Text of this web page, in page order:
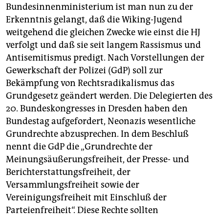
shop
fragen & hilfe
unterstützen
abo
genossenschaft
epaper login
Bundesinnenministerium ist man nun zu der
Erkenntnis gelangt, daß die Wiking-Jugend
weitgehend die gleichen Zwecke wie einst die HJ
verfolgt und daß sie seit langem Rassismus und
Antisemitismus predigt. Nach Vorstellungen der
Gewerkschaft der Polizei (GdP) soll zur
Bekämpfung von Rechtsradikalismus das
Grundgesetz geändert werden. Die Delegierten des
20. Bundeskongresses in Dresden haben den
Bundestag aufgefordert, Neonazis wesentliche
Grundrechte abzusprechen. In dem Beschluß
nennt die GdP die „Grundrechte der
Meinungsäußerungsfreiheit, der Presse- und
Berichterstattungsfreiheit, der
Versammlungsfreiheit sowie der
Vereinigungsfreiheit mit Einschluß der
Parteienfreiheit“. Diese Rechte sollten